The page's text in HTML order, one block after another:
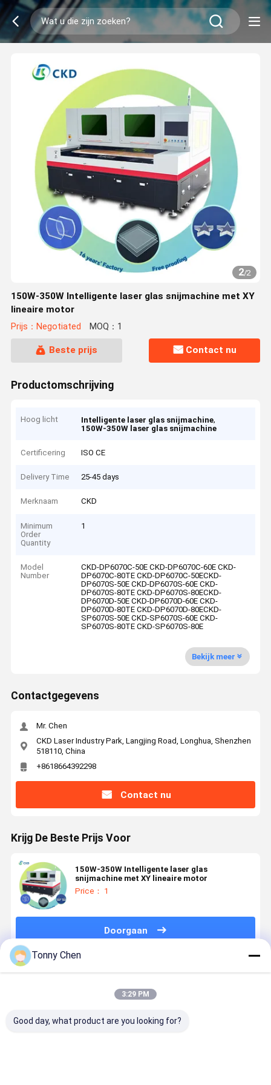
2/2
150W-350W Intelligente laser glas snijmachine met XY
lineaire motor
Prijs：Negotiated MOQ：1
Beste prijs Contact nu
Productomschrijving
Hoog licht Intelligente laser glas snijmachine,
150W-350W laser glas snijmachine
Certificering ISO CE
Delivery Time 25-45 days
Merknaam CKD
Minimum
Order
Quantity
1
Model
Number
CKD-DP6070C-50E CKD-DP6070C-60E CKD-
DP6070C-80TE CKD-DP6070C-50ECKD-
DP6070S-50E CKD-DP6070S-60E CKD-
DP6070S-80TE CKD-DP6070S-80ECKD-
DP6070D-50E CKD-DP6070D-60E CKD-
DP6070D-80TE CKD-DP6070D-80ECKD-
SP6070S-50E CKD-SP6070S-60E CKD-
SP6070S-80TE CKD-SP6070S-80E
Bekijk meer
Contactgegevens
Mr. Chen
CKD Laser Industry Park, Langjing Road, Longhua, Shenzhen
518110, China
+8618664392298
Contact nu
Krijg De Beste Prijs Voor
150W-350W Intelligente laser glas
snijmachine met XY lineaire motor
Price： 1
Doorgaan
Geadviseerde Producten
Tonny Chen
3:29 PM
Good day, what product are you looking for?